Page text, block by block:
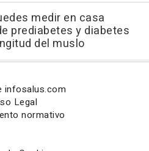
medir en casa
prediabetes y diabetes
del muslo
infosalus.com
Legal
normativo